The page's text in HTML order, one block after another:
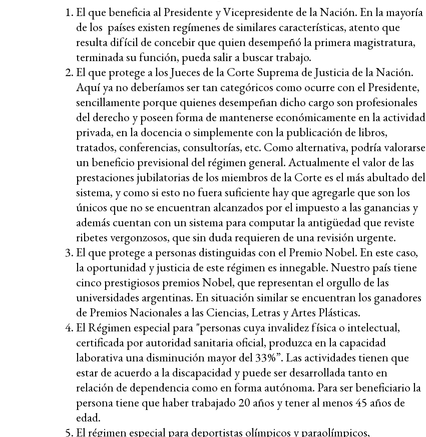
El que beneficia al Presidente y Vicepresidente de la Nación. En la mayoría
de los países existen regímenes de similares características, atento que
resulta difícil de concebir que quien desempeñó la primera magistratura,
terminada su función, pueda salir a buscar trabajo.
El que protege a los Jueces de la Corte Suprema de Justicia de la Nación.
Aquí ya no deberíamos ser tan categóricos como ocurre con el Presidente,
sencillamente porque quienes desempeñan dicho cargo son profesionales
del derecho y poseen forma de mantenerse económicamente en la actividad
privada, en la docencia o simplemente con la publicación de libros,
tratados, conferencias, consultorías, etc. Como alternativa, podría valorarse
un beneficio previsional del régimen general. Actualmente el valor de las
prestaciones jubilatorias de los miembros de la Corte es el más abultado del
sistema, y como si esto no fuera suficiente hay que agregarle que son los
únicos que no se encuentran alcanzados por el impuesto a las ganancias y
además cuentan con un sistema para computar la antigüedad que reviste
ribetes vergonzosos, que sin duda requieren de una revisión urgente.
El que protege a personas distinguidas con el Premio Nobel. En este caso,
la oportunidad y justicia de este régimen es innegable. Nuestro país tiene
cinco prestigiosos premios Nobel, que representan el orgullo de las
universidades argentinas. En situación similar se encuentran los ganadores
de Premios Nacionales a las Ciencias, Letras y Artes Plásticas.
El Régimen especial para "personas cuya invalidez física o intelectual,
certificada por autoridad sanitaria oficial, produzca en la capacidad
laborativa una disminución mayor del 33%”. Las actividades tienen que
estar de acuerdo a la discapacidad y puede ser desarrollada tanto en
relación de dependencia como en forma autónoma. Para ser beneficiario la
persona tiene que haber trabajado 20 años y tener al menos 45 años de
edad.
El régimen especial para deportistas olímpicos y paraolímpicos,